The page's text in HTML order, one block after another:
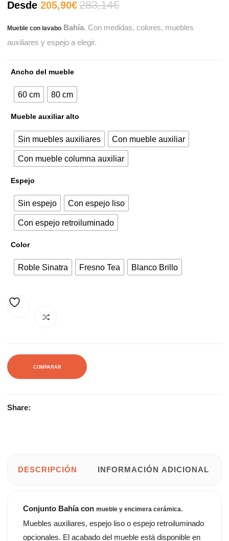
Desde 205,90€El
precio
283,14€El
precio
Mueble con lavabo Bahía. Con medidas, colores, muebles
auxiliares y espejo a elegir.
Ancho del mueble
60 cm 80 cm
Mueble auxiliar alto
Sin muebles auxiliares Con mueble auxiliar
Con mueble columna auxiliar
Espejo
Sin espejo Con espejo liso
Con espejo retroiluminado
Color
Roble Sinatra Fresno Tea Blanco Brillo
COMPARAR
Share:
DESCRIPCIÓN INFORMACIÓN ADICIONAL
Conjunto Bahía conmueble y encimera cerámica.
Muebles auxiliares, espejo liso o espejo retroiluminado
opcionales. El acabado del mueble está disponible en